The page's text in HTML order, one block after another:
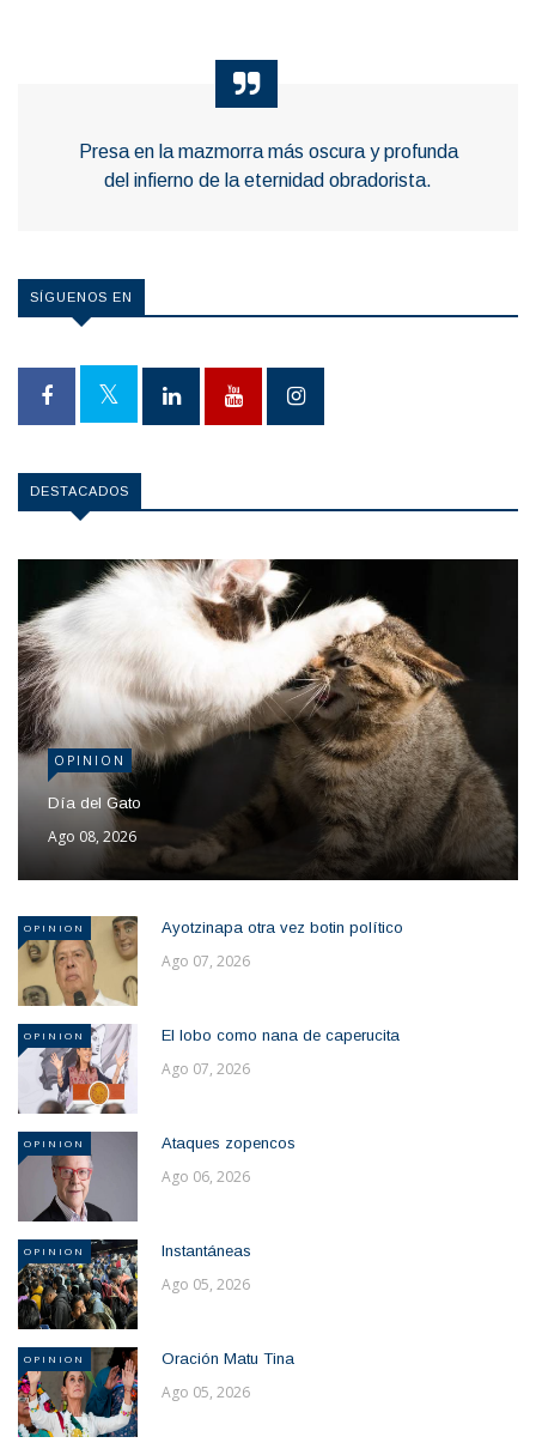
Presa en la mazmorra más oscura y profunda
del infierno de la eternidad obradorista.
SÍGUENOS EN
DESTACADOS
OPINION
Día del Gato
Ago 08, 2026
OPINION Ayotzinapa otra vez botin político
Ago 07, 2026
OPINION El lobo como nana de caperucita
Ago 07, 2026
OPINION Ataques zopencos
Ago 06, 2026
OPINION Instantáneas
Ago 05, 2026
OPINION Oración Matu Tina
Ago 05, 2026